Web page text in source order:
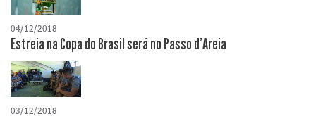
04/12/2018
Estreia na Copa do Brasil será no Passo d'Areia
03/12/2018